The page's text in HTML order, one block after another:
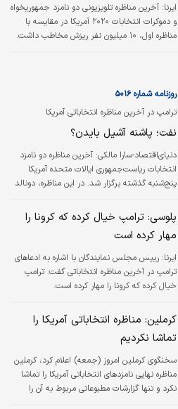
ایرنا: آخرین مناظره تلویزیونی دو نامزد جمهوریخواه
و دموکرات انتخابات ۲۰۲۰ آمریکا در مقایسه با
مناظره اول، ۱۰ میلیون نفر ریزش مخاطب داشت.
ترامپ در آخرین مناظره انتخاباتی آمریکا
فرصت‌طلبی نفتی کرد
روزنامه شماره ۵۰۱۶
نفت؛ پاشنه آشیل بایدن؟
دنیای‌اقتصاد-سارا مالکی: آخرین مناظره دو نامزد
انتخابات ریاست‌جمهوری ایالات متحده آمریکا
پنج‌شنبه گذشته برگزار شد. در این مناظره، دونالد
فسیلی به سمت انرژی‌های پاک اظهارنظر کند؛
اظهارنظری که به سرعت از آن بهره‌برداری کرد و در
مورد از دست رفتن مشاغل نفتی به ایالت‌هایی
هشدار داد که آرای آنها نقشی تعیین‌کننده در روند
انتخابات دارد.
پلوسی: ترامپ خیال کرده که کرونا را
مهار کرده است
ایرنا: رییس مجلس نمایندگان با اشاره به ادعاهای
ترامپ در آخرین مناظره انتخاباتی گفت: ترامپ
خیال کرده که کرونا را مهار کرده است.
کرملین: مناظره انتخاباتی آمریکا را
تماشا نکردیم
سخنگوی کرملین امروز (جمعه) اعلام کرد، کرملین
مناظره نهایی نامزدهای انتخاباتی آمریکا را تماشا
نکرد و تنها گزارشات مطبوعاتی مربوط به آن را